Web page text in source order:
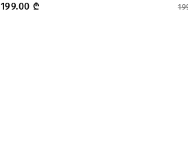
199.00 ₾